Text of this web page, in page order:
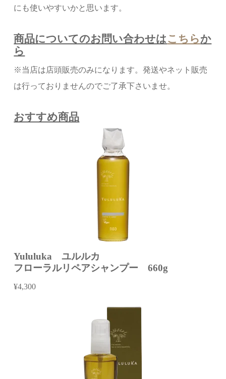
にも使いやすいかと思います。
商品についてのお問い合わせはこちらか
ら
※当店は店頭販売のみになります。発送やネット販売
は行っておりませんのでご了承下さいませ。
おすすめ商品
Yululuka ユルルカ
フローラルリペアシャンプー 660g
¥4,300